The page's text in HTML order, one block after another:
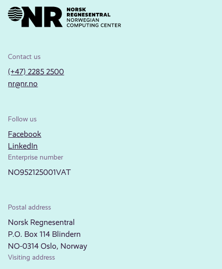
Contact us
(+47) 2285 2500
nr@nr.no
Follow us
Facebook
LinkedIn
Enterprise number
NO952125001VAT
Postal address
Norsk Regnesentral
P.O. Box 114 Blindern
NO-0314 Oslo, Norway
Visiting address